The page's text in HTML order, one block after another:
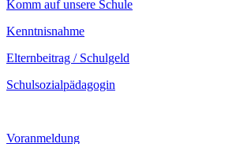
Komm auf unsere Schule
Kenntnisnahme
Elternbeitrag / Schulgeld
Schulsozialpädagogin
Voranmeldung